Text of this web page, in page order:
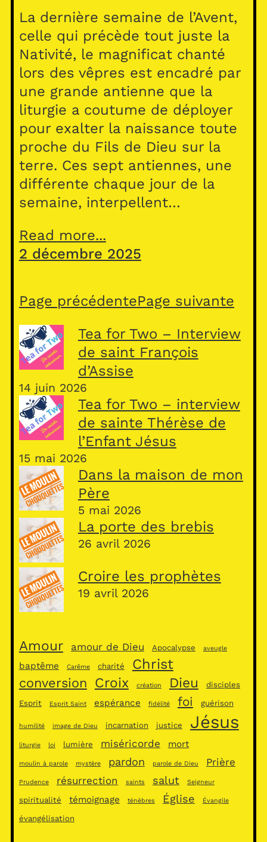
La dernière semaine de l’Avent,
celle qui précède tout juste la
Nativité, le magnificat chanté
lors des vêpres est encadré par
une grande antienne que la
liturgie a coutume de déployer
pour exalter la naissance toute
proche du Fils de Dieu sur la
terre. Ces sept antiennes, une
différente chaque jour de la
semaine, interpellent…
Read more...
2 décembre 2025
Page précédentePage suivante
Tea for Two – Interview
de saint François
d’Assise
14 juin 2026
Tea for Two – interview
de sainte Thérèse de
l’Enfant Jésus
15 mai 2026
Dans la maison de mon
Père
5 mai 2026
La porte des brebis
26 avril 2026
Croire les prophètes
19 avril 2026
Amour amour de Dieu Apocalypse aveugle
baptême Carême charité Christ
conversion Croix création Dieu disciples
Esprit Esprit Saint espérance fidélité foi guérison
humilité image de Dieu incarnation justice Jésus
liturgie loi lumière miséricorde mort
moulin à parole mystère pardon parole de Dieu Prière
Prudence résurrection saints salut Seigneur
spiritualité témoignage ténèbres Église Évangile
évangélisation